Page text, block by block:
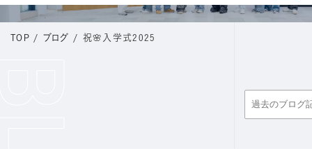
TOP / ブログ / 祝🌸入学式2025